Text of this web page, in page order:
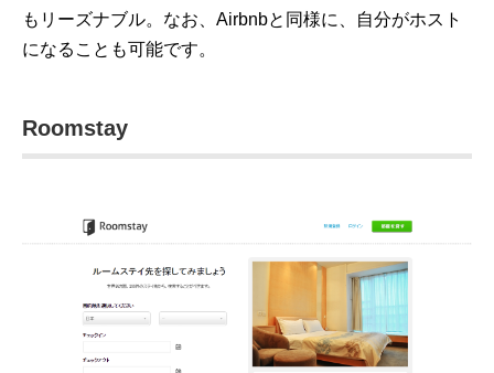
もリーズナブル。なお、Airbnbと同様に、自分がホスト
になることも可能です。
Roomstay